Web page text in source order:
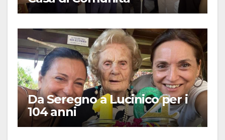
Da Seregno a Lucinico per i
104 anni